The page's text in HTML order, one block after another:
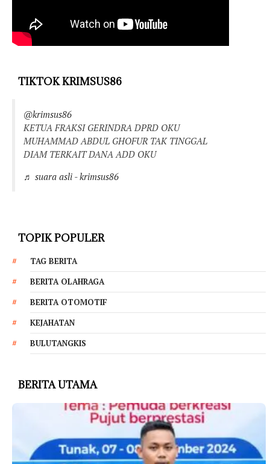
TIKTOK KRIMSUS86
@krimsus86
KETUA FRAKSI GERINDRA DPRD OKU
MUHAMMAD ABDUL GHOFUR TAK TINGGAL
DIAM TERKAIT DANA ADD OKU
♬ suara asli - krimsus86
TOPIK POPULER
TAG BERITA
BERITA OLAHRAGA
BERITA OTOMOTIF
KEJAHATAN
BULUTANGKIS
BERITA UTAMA